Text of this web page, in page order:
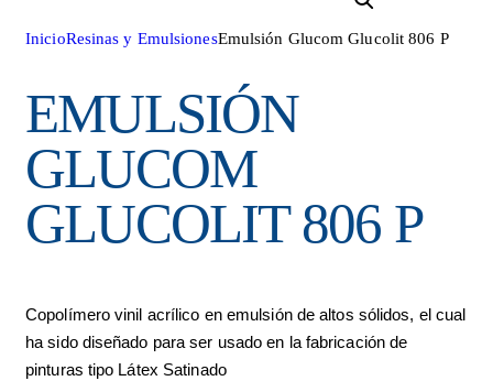
InicioResinas y EmulsionesEmulsión Glucom Glucolit 806 P
EMULSIÓN
GLUCOM
GLUCOLIT 806 P
Copolímero vinil acrílico en emulsión de altos sólidos, el cual
ha sido diseñado para ser usado en la fabricación de
pinturas tipo Látex Satinado